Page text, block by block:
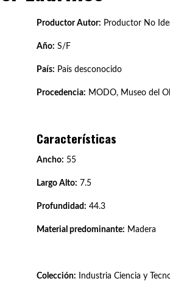
Productor Autor: Productor No
Año: S/F
País: País desconocido
Procedencia: MODO, Museo del
Características
Ancho: 55
Largo Alto: 7.5
Profundidad: 44.3
Material predominante: Madera
Colección: Industria Ciencia y